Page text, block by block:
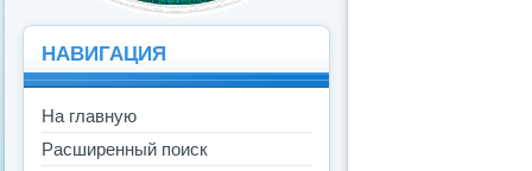
НАВИГАЦИЯ
На главную
Расширенный поиск